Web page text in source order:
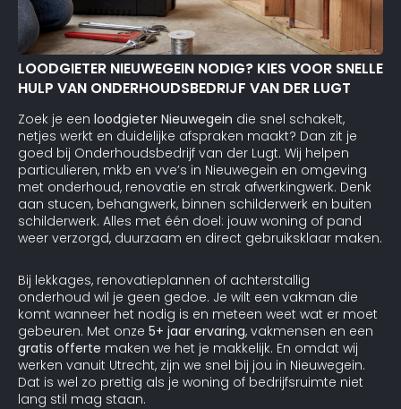
LOODGIETER NIEUWEGEIN NODIG? KIES VOOR SNELLE
HULP VAN ONDERHOUDSBEDRIJF VAN DER LUGT
Zoek je een loodgieter Nieuwegein die snel schakelt,
netjes werkt en duidelijke afspraken maakt? Dan zit je
goed bij Onderhoudsbedrijf van der Lugt. Wij helpen
particulieren, mkb en vve’s in Nieuwegein en omgeving
met onderhoud, renovatie en strak afwerkingwerk. Denk
aan stucen, behangwerk, binnen schilderwerk en buiten
schilderwerk. Alles met één doel: jouw woning of pand
weer verzorgd, duurzaam en direct gebruiksklaar maken.
Bij lekkages, renovatieplannen of achterstallig
onderhoud wil je geen gedoe. Je wilt een vakman die
komt wanneer het nodig is en meteen weet wat er moet
gebeuren. Met onze 5+ jaar ervaring, vakmensen en een
gratis offerte maken we het je makkelijk. En omdat wij
werken vanuit Utrecht, zijn we snel bij jou in Nieuwegein.
Dat is wel zo prettig als je woning of bedrijfsruimte niet
lang stil mag staan.